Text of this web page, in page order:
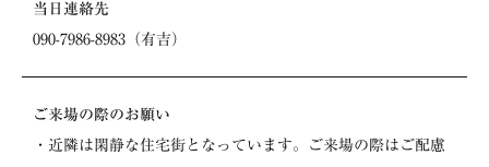
当日連絡先
090-7986-8983（有吉）
ご来場の際のお願い
・近隣は閑静な住宅街となっています。ご来場の際はご配慮